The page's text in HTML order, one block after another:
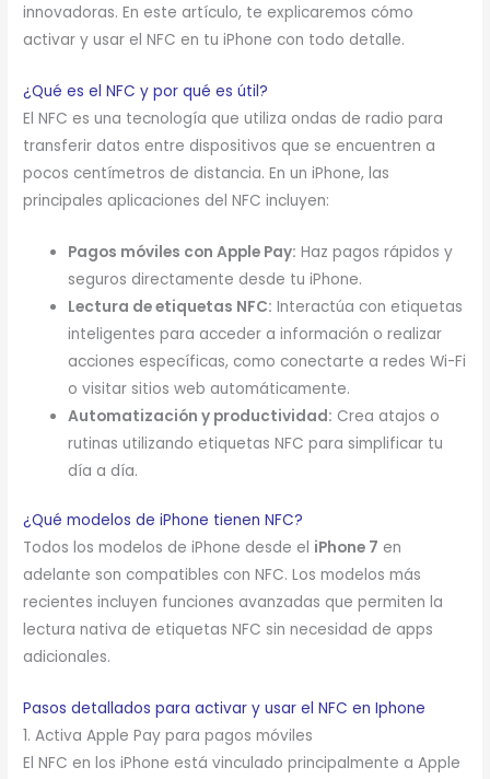
innovadoras. En este artículo, te explicaremos cómo
activar y usar el NFC en tu iPhone con todo detalle.
¿Qué es el NFC y por qué es útil?
El NFC es una tecnología que utiliza ondas de radio para
transferir datos entre dispositivos que se encuentren a
pocos centímetros de distancia. En un iPhone, las
principales aplicaciones del NFC incluyen:
Pagos móviles con Apple Pay: Haz pagos rápidos y
seguros directamente desde tu iPhone.
Lectura de etiquetas NFC: Interactúa con etiquetas
inteligentes para acceder a información o realizar
acciones específicas, como conectarte a redes Wi-Fi
o visitar sitios web automáticamente.
Automatización y productividad: Crea atajos o
rutinas utilizando etiquetas NFC para simplificar tu
día a día.
¿Qué modelos de iPhone tienen NFC?
Todos los modelos de iPhone desde el iPhone 7 en
adelante son compatibles con NFC. Los modelos más
recientes incluyen funciones avanzadas que permiten la
lectura nativa de etiquetas NFC sin necesidad de apps
adicionales.
Pasos detallados para activar y usar el NFC en Iphone
1. Activa Apple Pay para pagos móviles
El NFC en los iPhone está vinculado principalmente a Apple